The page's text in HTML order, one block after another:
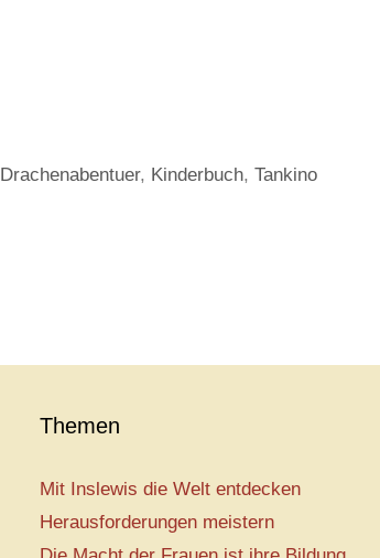
Drachenabentuer, Kinderbuch,Tankino
Themen
Mit Inslewis die Welt entdecken
Herausforderungen meistern